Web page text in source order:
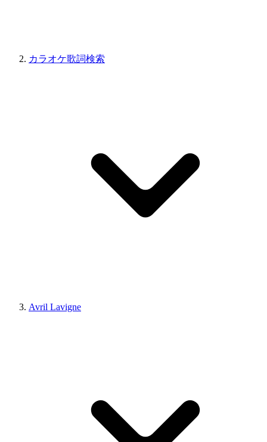
カラオケ歌詞検索
Avril Lavigne